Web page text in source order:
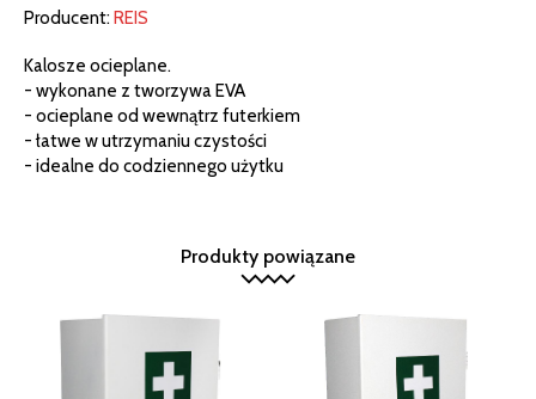
Producent:REIS
Kalosze ocieplane.
- wykonane z tworzywa EVA
- ocieplane od wewnątrz futerkiem
- łatwe w utrzymaniu czystości
- idealne do codziennego użytku
Produkty powiązane